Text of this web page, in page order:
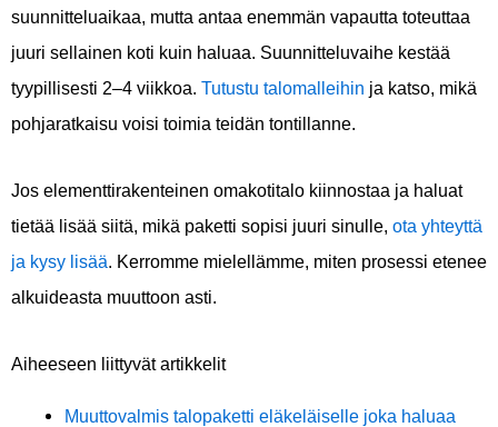
suunnitteluaikaa, mutta antaa enemmän vapautta toteuttaa
juuri sellainen koti kuin haluaa. Suunnitteluvaihe kestää
tyypillisesti 2–4 viikkoa. Tutustu talomalleihin ja katso, mikä
pohjaratkaisu voisi toimia teidän tontillanne.
Jos elementtirakenteinen omakotitalo kiinnostaa ja haluat
tietää lisää siitä, mikä paketti sopisi juuri sinulle, ota yhteyttä
ja kysy lisää. Kerromme mielellämme, miten prosessi etenee
alkuideasta muuttoon asti.
Aiheeseen liittyvät artikkelit
Muuttovalmis talopaketti eläkeläiselle joka haluaa